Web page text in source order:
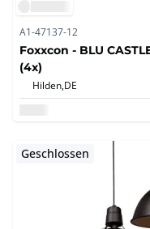
A1-47137-12
Foxxcon - BLU
(4x)
Hilden,DE
Geschlossen